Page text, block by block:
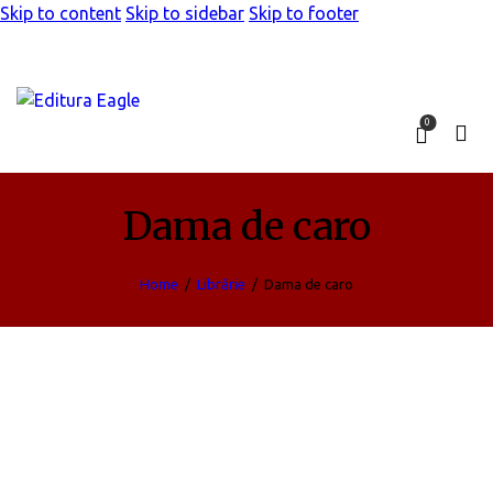
Skip to content Skip to sidebar Skip to footer
0
Dama de caro
Home Librărie Dama de caro